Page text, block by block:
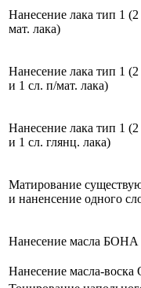
Нанесение лака тип 1 (2
мат. лака)
Нанесение лака тип 1 (2
и 1 сл. п/мат. лака)
Нанесение лака тип 1 (2
и 1 сл. глянц. лака)
Матирование
и наненсение одного
Нанесение масла БОНА
Нанесение масла-